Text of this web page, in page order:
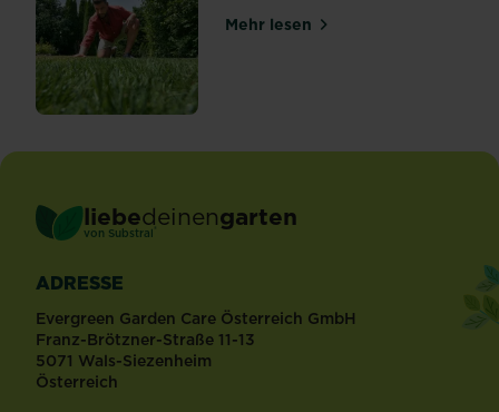
Mehr lesenüber Rasenratgeber
liebedeinengarten
von Substral ®
ADRESSE
Evergreen Garden Care Österreich GmbH
Franz-Brötzner-Straße 11-13
5071 Wals-Siezenheim
Österreich